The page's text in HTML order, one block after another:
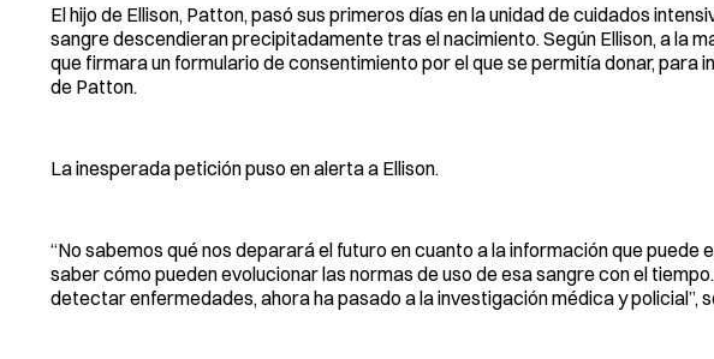
El hijo de Ellison, Patton, pasó sus primeros días en la unidad de cuidados
sangre descendieran precipitadamente tras el nacimiento. Según Ellison, a la
que firmara un formulario de consentimiento por el que se permitía donar,
de Patton.
La inesperada petición puso en alerta a Ellison.
“No sabemos qué nos deparará el futuro en cuanto a la información que puede
saber cómo pueden evolucionar las normas de uso de esa sangre con el
detectar enfermedades, ahora ha pasado a la investigación médica y policial”,